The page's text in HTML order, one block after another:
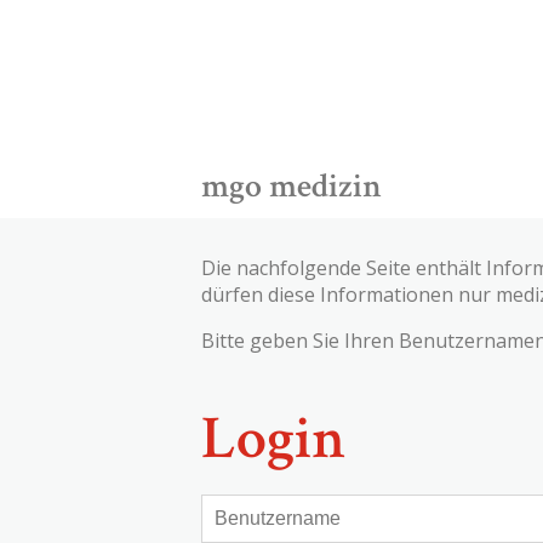
mgo medizin
Die nachfolgende Seite enthält
dürfen diese Informationen nur
Bitte geben Sie Ihren
Login